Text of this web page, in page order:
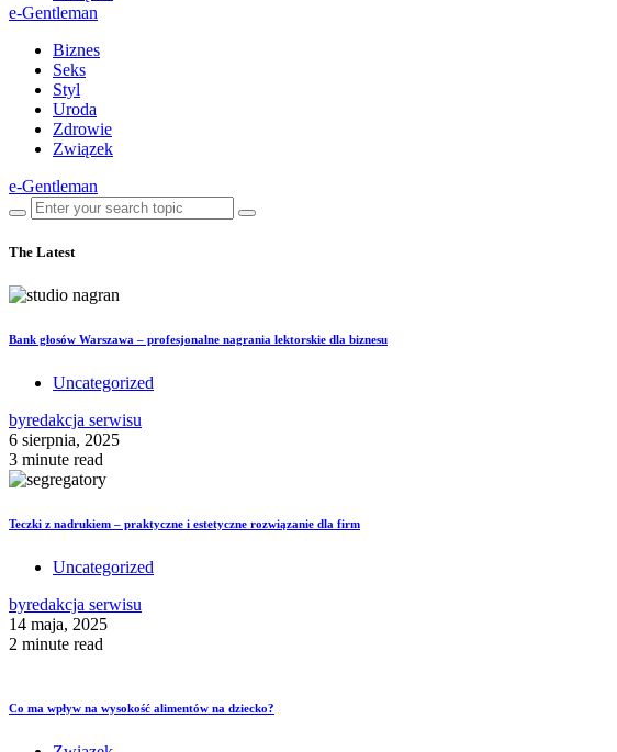
e-Gentleman
Biznes
Seks
Styl
Uroda
Zdrowie
Związek
e-Gentleman
The Latest
Bank głosów Warszawa – profesjonalne nagrania lektorskie dla biznesu
Uncategorized
byredakcja serwisu
6 sierpnia, 2025
3 minute read
Teczki z nadrukiem – praktyczne i estetyczne rozwiązanie dla firm
Uncategorized
byredakcja serwisu
14 maja, 2025
2 minute read
Co ma wpływ na wysokość alimentów na dziecko?